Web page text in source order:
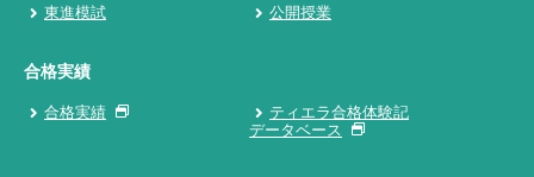
東進模試 公開授業
合格実績
合格実績
ティエラ合格体験記
データベース